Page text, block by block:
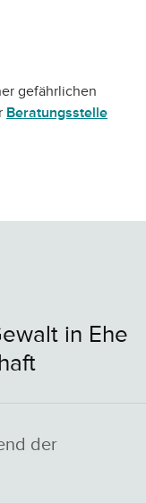
gefährlichen
Beratungsstelle
in Ehe
der